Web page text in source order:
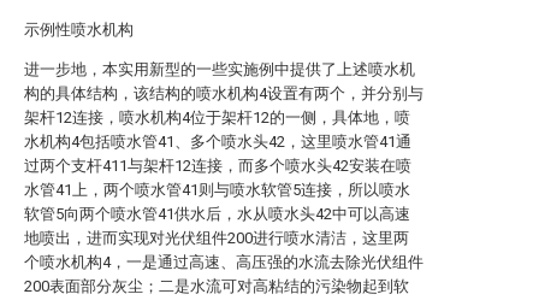
示例性喷水机构
进一步地，本实用新型的一些实施例中提供了上述喷水机
构的具体结构，该结构的喷水机构4设置有两个，并分别与
架杆12连接，喷水机构4位于架杆12的一侧，具体地，喷
水机构4包括喷水管41、多个喷水头42，这里喷水管41通
过两个支杆411与架杆12连接，而多个喷水头42安装在喷
水管41上，两个喷水管41则与喷水软管5连接，所以喷水
软管5向两个喷水管41供水后，水从喷水头42中可以高速
地喷出，进而实现对光伏组件200进行喷水清洁，这里两
个喷水机构4，一是通过高速、高压强的水流去除光伏组件
200表面部分灰尘；二是水流可对高粘结的污染物起到软